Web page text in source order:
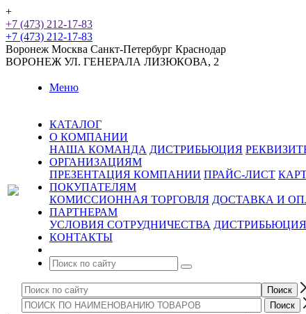
+
+7 (473) 212-17-83
+7 (473) 212-17-83
Воронеж Москва Санкт-Петербург Краснодар
ВОРОНЕЖ УЛ. ГЕНЕРАЛА ЛИЗЮКОВА, 2
Меню
КАТАЛОГ
О КОМПАНИИ
НАША КОМАНДА ДИСТРИБЬЮЦИЯ
ОРГАНИЗАЦИЯМ
ПРЕЗЕНТАЦИЯ КОМПАНИИ ПРАЙС-ЛИСТ
ПОКУПАТЕЛЯМ
КОМИССИОННАЯ ТОРГОВЛЯ ДОСТАВКА И
ПАРТНЕРАМ
УСЛОВИЯ СОТРУДНИЧЕСТВА ДИСТРИБЬЮЦИЯ
КОНТАКТЫ